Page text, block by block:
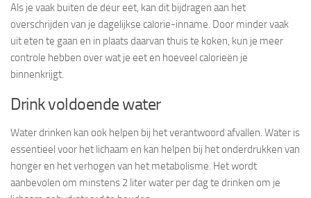
Als je vaak buiten de deur eet, kan dit bijdragen aan het
overschrijden van je dagelijkse calorie-inname. Door minder vaak
uit eten te gaan en in plaats daarvan thuis te koken, kun je meer
controle hebben over wat je eet en hoeveel calorieën je
binnenkrijgt.
Drink voldoende water
Water drinken kan ook helpen bij het verantwoord afvallen. Water is
essentieel voor het lichaam en kan helpen bij het onderdrukken van
honger en het verhogen van het metabolisme. Het wordt
aanbevolen om minstens 2 liter water per dag te drinken om je